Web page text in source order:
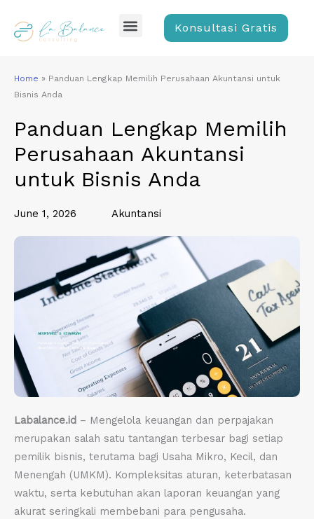
content
Menu Konsultasi Gratis
Home » Panduan Lengkap Memilih Perusahaan Akuntansi untuk
Bisnis Anda
Panduan Lengkap Memilih
Perusahaan Akuntansi
untuk Bisnis Anda
June 1, 2026 Akuntansi
Labalance.id – Mengelola keuangan dan perpajakan
merupakan salah satu tantangan terbesar bagi setiap
pemilik bisnis, terutama bagi Usaha Mikro, Kecil, dan
Menengah (UMKM). Kompleksitas aturan, keterbatasan
waktu, serta kebutuhan akan laporan keuangan yang
akurat seringkali membebani para pengusaha.